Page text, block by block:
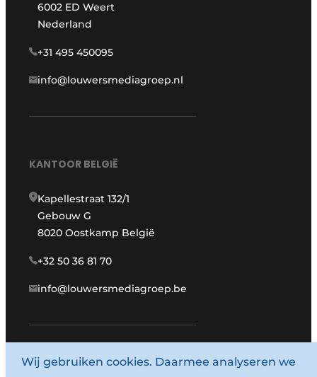
6002 ED Weert
Nederland
+31 495 450095
info@louwersmediagroep.nl
KANTOOR BELGIË
Kapellestraat 132/1
Gebouw G
8020 Oostkamp België
+32 50 36 81 70
info@louwersmediagroep.be
www.louwersmediagroep.com
Wij gebruiken cookies. Daarmee analyseren we